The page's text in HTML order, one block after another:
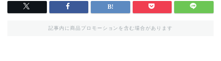
記事内に商品プロモーションを含む場合があります